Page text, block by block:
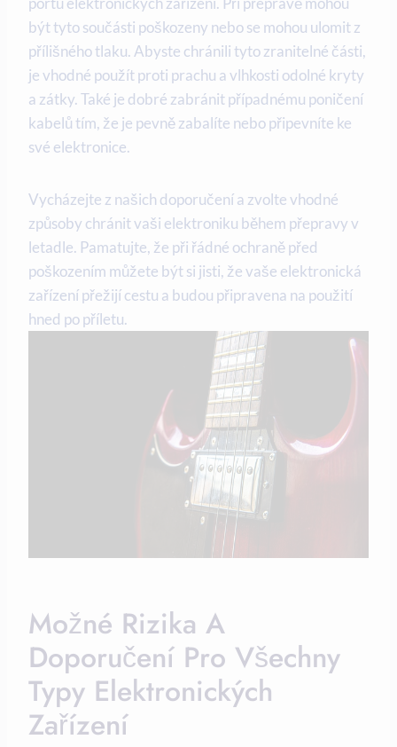
být tyto součásti poškozeny nebo se mohou ulomit z
přílišného tlaku. Abyste chránili tyto zranitelné části,
je vhodné použít proti prachu a vlhkosti odolné kryty
a zátky. Také je dobré zabránit případnému poničení
kabelů tím, že je pevně zabalíte nebo připevníte ke
své elektronice.
Vycházejte z našich doporučení a zvolte vhodné
způsoby chránit vaši elektroniku během přepravy v
letadle. Pamatujte, že při řádné ochraně před
poškozením můžete být si jisti, že vaše elektronická
zařízení přežijí cestu a budou připravena na použití
hned po příletu.
Možné Rizika A
Doporučení Pro Všechny
Typy Elektronických
Zařízení